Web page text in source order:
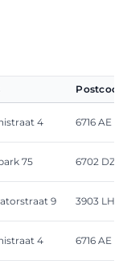
4 6716 AE
75 6702 DZ
9 3903 LH
4 6716 AE